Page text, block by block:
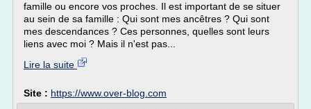
famille ou encore vos proches. Il est important de se situer
au sein de sa famille : Qui sont mes ancêtres ? Qui sont
mes descendances ? Ces personnes, quelles sont leurs
liens avec moi ? Mais il n'est pas...
Lire la suite
Site : https://www.over-blog.com